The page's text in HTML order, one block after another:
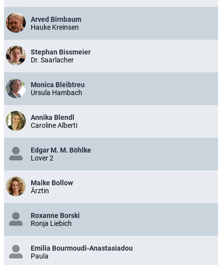
Arved Birnbaum
Hauke Kreinsen
Stephan Bissmeier
Dr. Saarlacher
Monica Bleibtreu
Ursula Hambach
Annika Blendl
Caroline Alberti
Edgar M. M. Böhlke
Lover 2
Maike Bollow
Ärztin
Roxanne Borski
Ronja Liebich
Emilia Bourmoudi-Anastasiadou
Paula